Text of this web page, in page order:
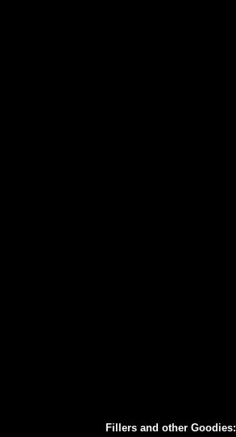
Fillers and other Goodies: